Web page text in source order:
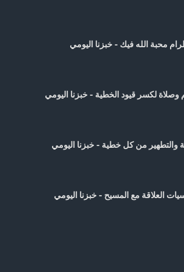
محبة الله فيك - خبزنا اليومي
وصلاة لكسر قيود الخطية - خبزنا اليومي
والتطهير من كل خطية - خبزنا اليومي
العلاقة مع المسيح - خبزنا اليومي